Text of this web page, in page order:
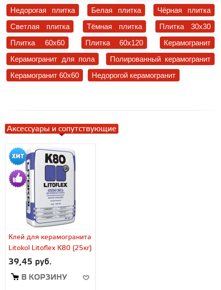
Недорогая плитка
Белая плитка
Чёрная плитка
Светлая плитка
Тёмная плитка
Плитка 30x30
Плитка 60x60
Плитка 60x120
Керамогранит
Керамогранит для пола
Полированный керамогранит
Керамогранит 60x60
Недорогой керамогранит
Аксессуары и сопутствующие
Клей для керамогранита
Litokol Litoflex K80 (25кг)
39,45 руб.
В КОРЗИНУ